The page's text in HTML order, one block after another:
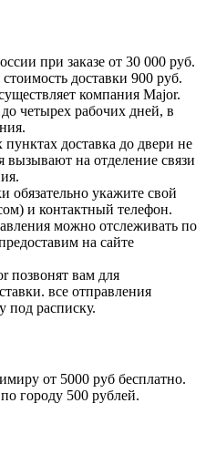
при заказе от 30 000 руб.
доставки 900 руб.
компания Major.
четырех рабочих дней, в
доставка до двери не
вызывают на отделение связи
обязательно укажите свой
и контактный телефон.
можно отслеживать по
на сайте
позвонят вам для
все отправления
под расписку.
от 5000 руб бесплатно.
городу 500 рублей.